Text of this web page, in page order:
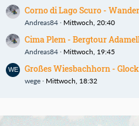
Corno di Lago Scuro -
Andreas84 Mittwoch, 20:40
Cima Plem - Bergtour
Andreas84 Mittwoch, 19:45
Großes Wiesbachhorn -
wege Mittwoch, 18:32